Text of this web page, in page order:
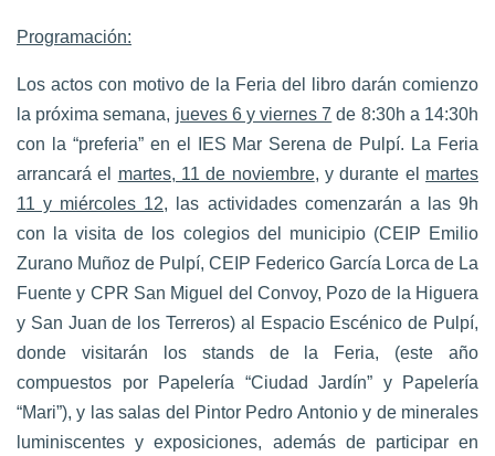
Programación:
Los actos con motivo de la Feria del libro darán comienzo
la próxima semana, jueves 6 y viernes 7 de 8:30h a 14:30h
con la “preferia” en el IES Mar Serena de Pulpí. La Feria
arrancará el martes, 11 de noviembre, y durante el martes
11 y miércoles 12, las actividades comenzarán a las 9h
con la visita de los colegios del municipio (CEIP Emilio
Zurano Muñoz de Pulpí, CEIP Federico García Lorca de La
Fuente y CPR San Miguel del Convoy, Pozo de la Higuera
y San Juan de los Terreros) al Espacio Escénico de Pulpí,
donde visitarán los stands de la Feria, (este año
compuestos por Papelería “Ciudad Jardín” y Papelería
“Mari”), y las salas del Pintor Pedro Antonio y de minerales
luminiscentes y exposiciones, además de participar en